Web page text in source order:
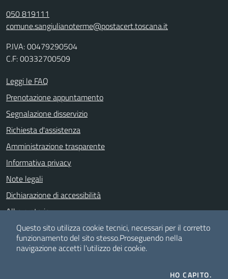
050 819111
comune.sangiulianoterme@postacert.toscana.it
P.IVA: 00479290504
C.F: 00332700509
Leggi le FAQ
Prenotazione appuntamento
Segnalazione disservizio
Richiesta d'assistenza
Amministrazione trasparente
Informativa privacy
Note legali
Dichiarazione di accessibilità
Albo pretorio
Meccanismo di feedback
Questo sito utilizza cookie tecnici, necessari per il corretto
funzionamento del sito stesso.Proseguendo nella
navigazione accetti l'utilizzo dei cookie.
HO CAPITO.